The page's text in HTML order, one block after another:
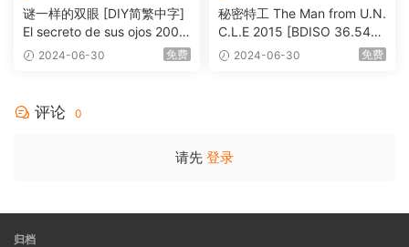
谜一样的双眼 [DIY简繁中字]
El secreto de sus ojos 2009
1080p Blu-ray AVC DTS-HD
2024-06-30 免费
秘密特工 The Man from U.N.
C.L.E 2015 [BDISO 36.54G
B] 2024-06-30 免费
评论 0
请先 登录
归档